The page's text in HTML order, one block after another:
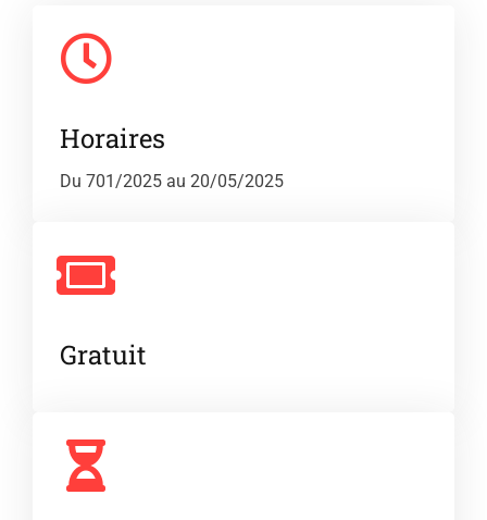
Horaires
Du 701/2025 au 20/05/2025
Gratuit